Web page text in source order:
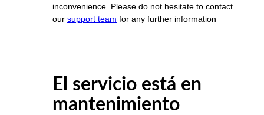
inconvenience. Please do not hesitate to contact
our support team for any further information
El servicio está en
mantenimiento